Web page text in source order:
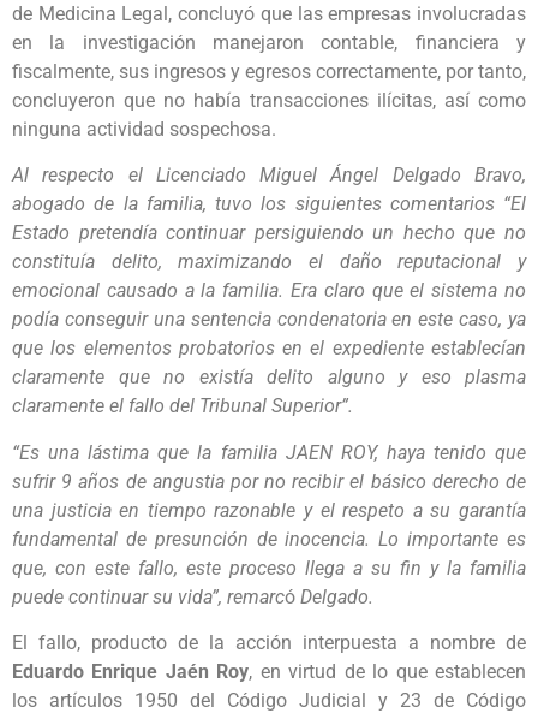
de Medicina Legal, concluyó que las empresas involucradas
en la investigación manejaron contable, financiera y
fiscalmente, sus ingresos y egresos correctamente, por tanto,
concluyeron que no había transacciones ilícitas, así como
ninguna actividad sospechosa.
Al respecto el Licenciado Miguel Ángel Delgado Bravo,
abogado de la familia, tuvo los siguientes comentarios “El
Estado pretendía continuar persiguiendo un hecho que no
constituía delito, maximizando el daño reputacional y
emocional causado a la familia. Era claro que el sistema no
podía conseguir una sentencia condenatoria en este caso, ya
que los elementos probatorios en el expediente establecían
claramente que no existía delito alguno y eso plasma
claramente el fallo del Tribunal Superior”.
“Es una lástima que la familia JAEN ROY, haya tenido que
sufrir 9 años de angustia por no recibir el básico derecho de
una justicia en tiempo razonable y el respeto a su garantía
fundamental de presunción de inocencia. Lo importante es
que, con este fallo, este proceso llega a su fin y la familia
puede continuar su vida”, remarcó Delgado.
El fallo, producto de la acción interpuesta a nombre de
Eduardo Enrique Jaén Roy, en virtud de lo que establecen
los artículos 1950 del Código Judicial y 23 de Código